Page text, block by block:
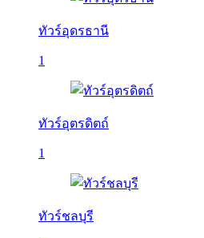
ทัวร์อุดรธานี
1
ทัวร์อุตรดิตถ์
1
ทัวร์ชลบุรี